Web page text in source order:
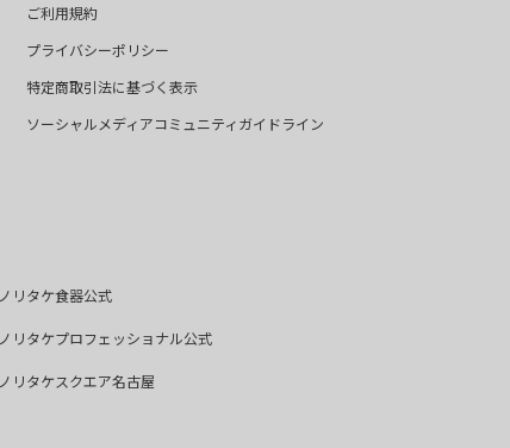
ご利用規約
プライバシーポリシー
特定商取引法に基づく表示
ソーシャルメディアコミュニティガイドライン
ノリタケ食器公式
ノリタケプロフェッショナル公式
ノリタケスクエア名古屋